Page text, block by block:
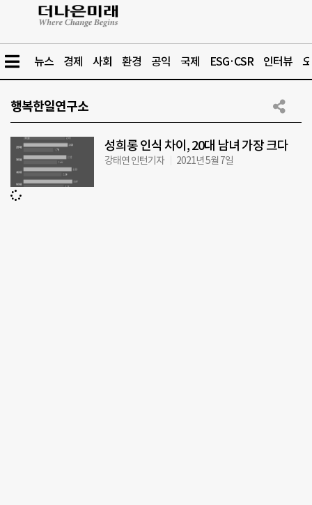
뉴스 경제 사회 환경 공익 국제 ESG·CSR 인터뷰
행복한일연구소
성희롱 인식 차이, 20대 남녀 가장 크다
강태연 인턴기자 2021년 5월 7일